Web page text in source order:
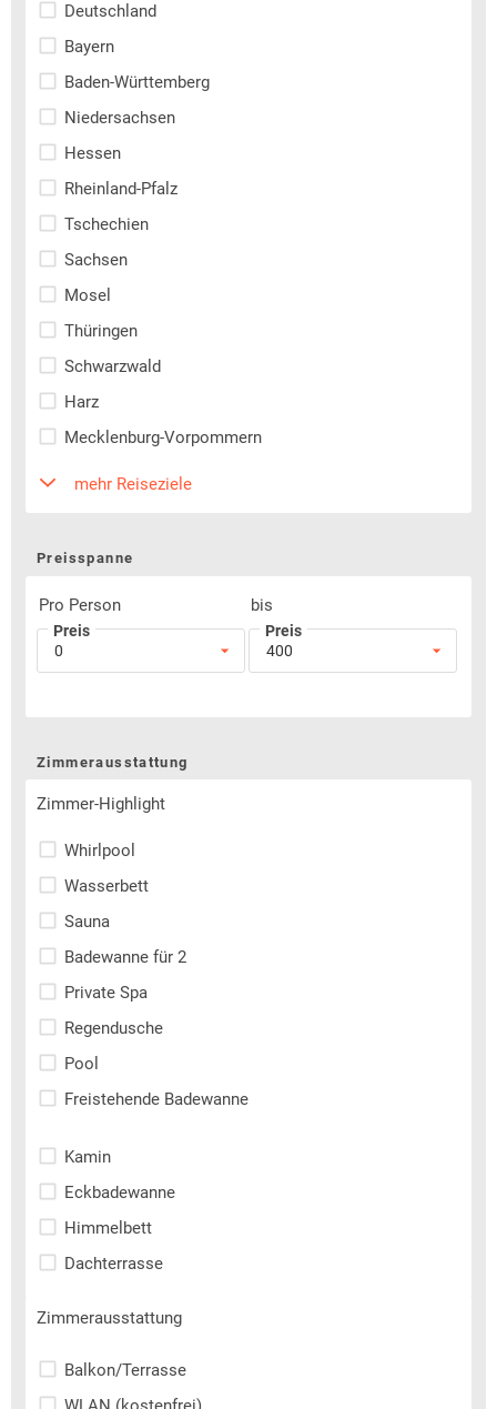
Deutschland
Bayern
Baden-Württemberg
Niedersachsen
Hessen
Rheinland-Pfalz
Tschechien
Sachsen
Mosel
Thüringen
Schwarzwald
Harz
Mecklenburg-Vorpommern
mehr Reiseziele
Preisspanne
Pro Person
Preis
bis
Preis
Zimmerausstattung
Zimmer-Highlight
Whirlpool
Wasserbett
Sauna
Badewanne für 2
Private Spa
Regendusche
Pool
Freistehende Badewanne
Kamin
Eckbadewanne
Himmelbett
Dachterrasse
Zimmerausstattung
Balkon/Terrasse